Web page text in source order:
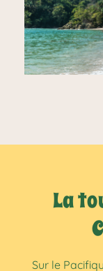
La
Sur le